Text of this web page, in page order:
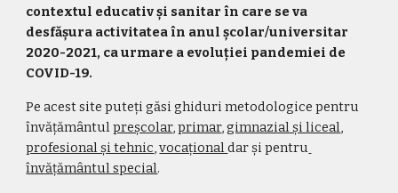
contextul educativ și sanitar în care se va
desfășura activitatea în anul școlar/universitar
2020-2021, ca urmare a evoluției pandemiei de
COVID-19.
Pe acest site puteți găsi ghiduri metodologice pentru
învățământul preșcolar, primar, gimnazial și liceal
profesional și tehnic, vocațional dar și pentru
învățământul special.